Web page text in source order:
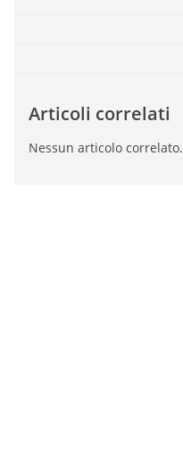
Articoli correlati
Nessun articolo correlato.